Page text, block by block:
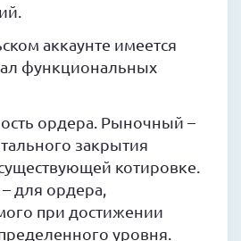
аккаунте имеется
функциональных
ордера. Рыночный –
закрытия
котировке.
для ордера,
при достижении
уровня.